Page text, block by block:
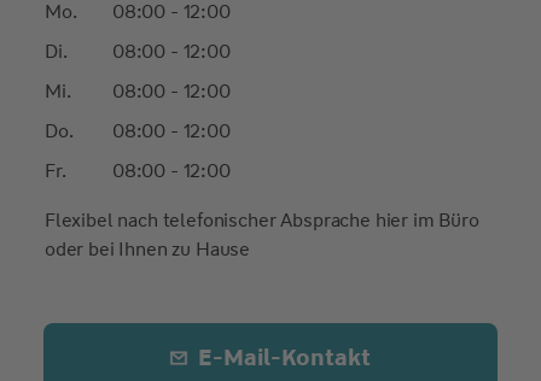
Mo.
08:00 - 12:00
Di.
08:00 - 12:00
Mi.
08:00 - 12:00
Do.
08:00 - 12:00
Fr.
08:00 - 12:00
Flexibel nach telefonischer Absprache hier im Büro
oder bei Ihnen zu Hause
E-Mail-Kontakt